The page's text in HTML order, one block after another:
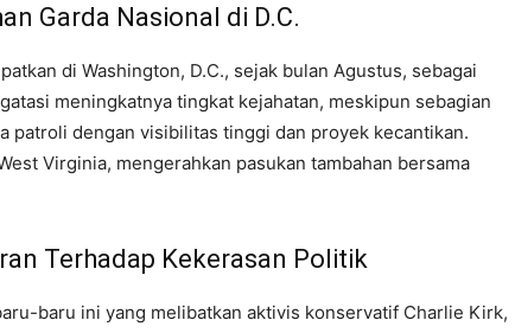
Garda Nasional di D.C.
di Washington, D.C., sejak bulan Agustus, sebagai
meningkatnya tingkat kejahatan, meskipun sebagian
patroli dengan visibilitas tinggi dan proyek kecantikan.
Virginia, mengerahkan pasukan tambahan bersama
Terhadap Kekerasan Politik
baru ini yang melibatkan aktivis konservatif Charlie Kirk,